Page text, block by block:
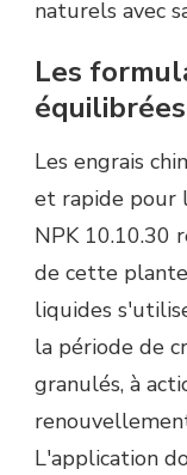
naturels avec
Les
équilibrées
Les engrais
et rapide pour
NPK 10.10.30
de cette
liquides
la période de
granulés, à
L'application